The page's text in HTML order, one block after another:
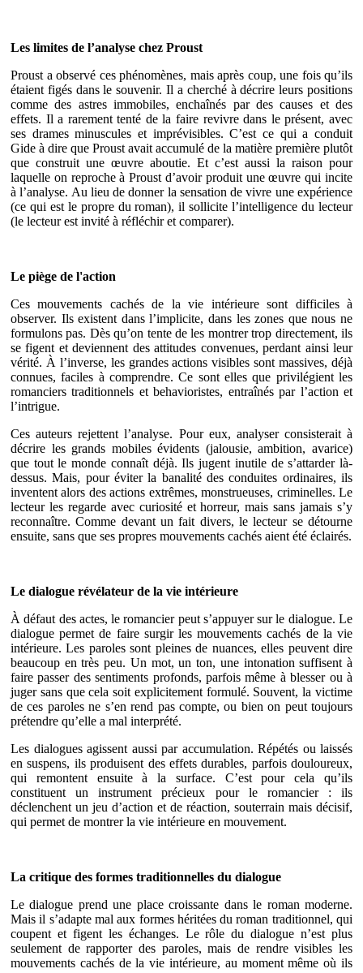
Les limites de l’analyse chez Proust
Proust a observé ces phénomènes, mais après coup, une fois qu’ils
étaient figés dans le souvenir. Il a cherché à décrire leurs positions
comme des astres immobiles, enchaînés par des causes et des
effets. Il a rarement tenté de la faire revivre dans le présent, avec
ses drames minuscules et imprévisibles. C’est ce qui a conduit
Gide à dire que Proust avait accumulé de la matière première plutôt
que construit une œuvre aboutie. Et c’est aussi la raison pour
laquelle on reproche à Proust d’avoir produit une œuvre qui incite
à l’analyse. Au lieu de donner la sensation de vivre une expérience
(ce qui est le propre du roman), il sollicite l’intelligence du lecteur
(le lecteur est invité à réfléchir et comparer).
Le piège de l'action
Ces mouvements cachés de la vie intérieure sont difficiles à
observer. Ils existent dans l’implicite, dans les zones que nous ne
formulons pas. Dès qu’on tente de les montrer trop directement, ils
se figent et deviennent des attitudes convenues, perdant ainsi leur
vérité. À l’inverse, les grandes actions visibles sont massives, déjà
connues, faciles à comprendre. Ce sont elles que privilégient les
romanciers traditionnels et behavioristes, entraînés par l’action et
l’intrigue.
Ces auteurs rejettent l’analyse. Pour eux, analyser consisterait à
décrire les grands mobiles évidents (jalousie, ambition, avarice)
que tout le monde connaît déjà. Ils jugent inutile de s’attarder là-
dessus. Mais, pour éviter la banalité des conduites ordinaires, ils
inventent alors des actions extrêmes, monstrueuses, criminelles. Le
lecteur les regarde avec curiosité et horreur, mais sans jamais s’y
reconnaître. Comme devant un fait divers, le lecteur se détourne
ensuite, sans que ses propres mouvements cachés aient été éclairés.
Le dialogue révélateur de la vie intérieure
À défaut des actes, le romancier peut s’appuyer sur le dialogue. Le
dialogue permet de faire surgir les mouvements cachés de la vie
intérieure. Les paroles sont pleines de nuances, elles peuvent dire
beaucoup en très peu. Un mot, un ton, une intonation suffisent à
faire passer des sentiments profonds, parfois même à blesser ou à
juger sans que cela soit explicitement formulé. Souvent, la victime
de ces paroles ne s’en rend pas compte, ou bien on peut toujours
prétendre qu’elle a mal interprété.
Les dialogues agissent aussi par accumulation. Répétés ou laissés
en suspens, ils produisent des effets durables, parfois douloureux,
qui remontent ensuite à la surface. C’est pour cela qu’ils
constituent un instrument précieux pour le romancier : ils
déclenchent un jeu d’action et de réaction, souterrain mais décisif,
qui permet de montrer la vie intérieure en mouvement.
La critique des formes traditionnelles du dialogue
Le dialogue prend une place croissante dans le roman moderne.
Mais il s’adapte mal aux formes héritées du roman traditionnel, qui
coupent et figent les échanges. Le rôle du dialogue n’est plus
seulement de rapporter des paroles, mais de rendre visibles les
mouvements cachés de la vie intérieure, au moment même où ils